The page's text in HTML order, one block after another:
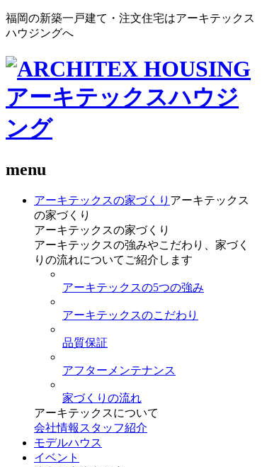
福岡の新築一戸建て・注文住宅はアーキテックス
ハウジングへ
menu
アーキテックスの家づくり アーキテックス
の家づくり
アーキテックスの家づくり
アーキテックスの強みやこだわり、家づく
りの流れについてご紹介します
アーキテックスの5つの強み
アーキテックスのこだわり
品質保証
アフターメンテナンス
家づくりの流れ
アーキテックスについて
会社情報 スタッフ紹介
モデルハウス
イベント